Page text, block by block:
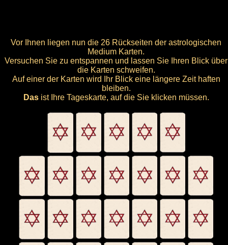
Vor Ihnen liegen nun die 26 Rückseiten der astrologischen
Medium Karten.
Versuchen Sie zu entspannen und lassen Sie Ihren Blick über
die Karten schweifen.
Auf einer der Karten wird Ihr Blick eine längere Zeit haften
bleiben.
Dasist Ihre Tageskarte, auf die Sie klicken müssen.